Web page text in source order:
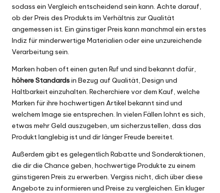
sodass ein Vergleich entscheidend sein kann. Achte darauf,
ob der Preis des Produkts im Verhältnis zur Qualität
angemessen ist. Ein günstiger Preis kann manchmal ein erstes
Indiz für minderwertige Materialien oder eine unzureichende
Verarbeitung sein.
Marken haben oft einen guten Ruf und sind bekannt dafür,
höhere Standardsin Bezug auf Qualität, Design und
Haltbarkeit einzuhalten. Recherchiere vor dem Kauf, welche
Marken für ihre hochwertigen Artikel bekannt sind und
welchem Image sie entsprechen. In vielen Fällen lohnt es sich,
etwas mehr Geld auszugeben, um sicherzustellen, dass das
Produkt langlebig ist und dir länger Freude bereitet.
Außerdem gibt es gelegentlich Rabatte und Sonderaktionen,
die dir die Chance geben, hochwertige Produkte zu einem
günstigeren Preis zu erwerben. Vergiss nicht, dich über diese
Angebote zu informieren und Preise zu vergleichen. Ein kluger